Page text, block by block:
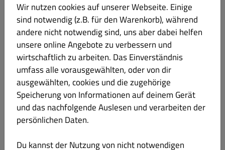
Zwiebeln und mehr.
Teller € 10.50
Wahl aus: Reis, Pommes und Wedges.
Wir nutzen cookies auf unserer Webseite. Einige
sind notwendig (z.B. für den Warenkorb), während
andere nicht notwendig sind, uns aber dabei helfen
unsere online Angebote zu verbessern und
wirtschaftlich zu arbeiten. Das Einverständnis
umfass alle vorausgewählten, oder von dir
ausgewählten, cookies und die zugehörige
Speicherung von Informationen auf deinem Gerät
und das nachfolgende Auslesen und verarbeiten der
persönlichen Daten.
Du kannst der Nutzung von nicht notwendigen